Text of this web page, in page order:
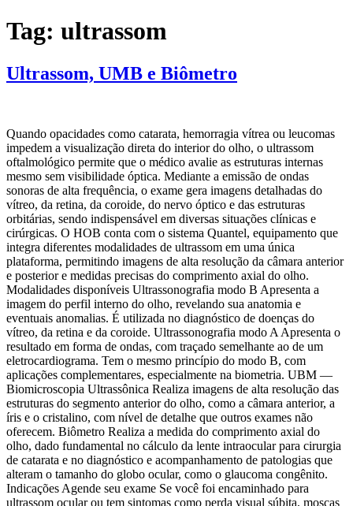
Tag: ultrassom
Ultrassom, UMB e Biômetro
Quando opacidades como catarata, hemorragia vítrea ou leucomas
impedem a visualização direta do interior do olho, o ultrassom
oftalmológico permite que o médico avalie as estruturas internas
mesmo sem visibilidade óptica. Mediante a emissão de ondas
sonoras de alta frequência, o exame gera imagens detalhadas do
vítreo, da retina, da coroide, do nervo óptico e das estruturas
orbitárias, sendo indispensável em diversas situações clínicas e
cirúrgicas. O HOB conta com o sistema Quantel, equipamento que
integra diferentes modalidades de ultrassom em uma única
plataforma, permitindo imagens de alta resolução da câmara anterior
e posterior e medidas precisas do comprimento axial do olho.
Modalidades disponíveis Ultrassonografia modo B Apresenta a
imagem do perfil interno do olho, revelando sua anatomia e
eventuais anomalias. É utilizada no diagnóstico de doenças do
vítreo, da retina e da coroide. Ultrassonografia modo A Apresenta o
resultado em forma de ondas, com traçado semelhante ao de um
eletrocardiograma. Tem o mesmo princípio do modo B, com
aplicações complementares, especialmente na biometria. UBM —
Biomicroscopia Ultrassônica Realiza imagens de alta resolução das
estruturas do segmento anterior do olho, como a câmara anterior, a
íris e o cristalino, com nível de detalhe que outros exames não
oferecem. Biômetro Realiza a medida do comprimento axial do
olho, dado fundamental no cálculo da lente intraocular para cirurgia
de catarata e no diagnóstico e acompanhamento de patologias que
alteram o tamanho do globo ocular, como o glaucoma congênito.
Indicações Agende seu exame Se você foi encaminhado para
ultrassom ocular ou tem sintomas como perda visual súbita, moscas